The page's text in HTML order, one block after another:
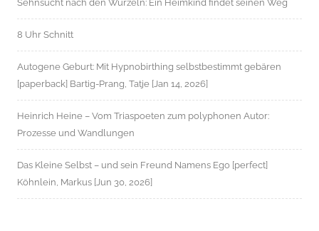
Sehnsucht nach den Wurzeln: Ein Heimkind findet seinen Weg
8 Uhr Schnitt
Autogene Geburt: Mit Hypnobirthing selbstbestimmt gebären
[paperback] Bartig-Prang, Tatje [Jan 14, 2026]
Heinrich Heine – Vom Triaspoeten zum polyphonen Autor:
Prozesse und Wandlungen
Das Kleine Selbst – und sein Freund Namens Ego [perfect]
Köhnlein, Markus [Jun 30, 2026]